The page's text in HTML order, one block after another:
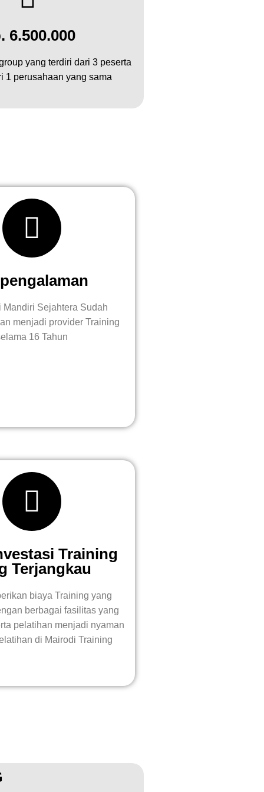
6.500.000
yang terdiri dari 3 peserta
1 perusahaan yang sama
Mandiri Sejahtera Sudah
menjadi provider Training
16 Tahun
Training
Terjangkau
biaya Training yang
berbagai fasilitas yang
pelatihan menjadi nyaman
di Mairodi Training